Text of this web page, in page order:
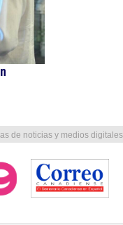
de noticias y medios digitales